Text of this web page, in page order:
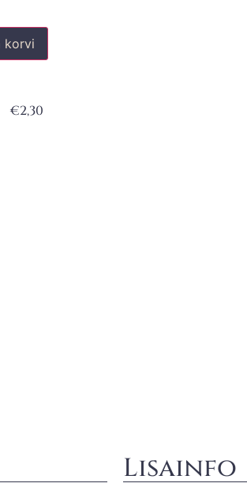
korvi
€2,30
Lisainfo